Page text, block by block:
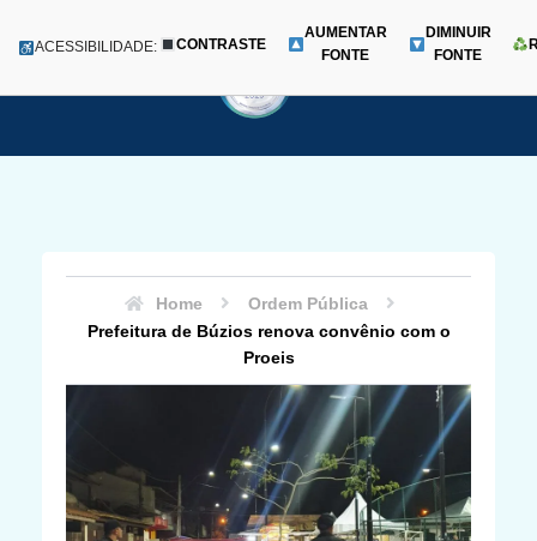
para
Menu
ACESSIBILIDADE: CONTRASTE
AUMENTAR
FONTE
DIMINUIR
FONTE
Home
Ordem Pública
Prefeitura de Búzios renova convênio com o
Proeis